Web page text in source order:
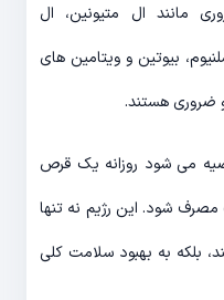
مانند ال متیونین، ال
بیوتین و ویتامین های
ضروری هستند.
می شود روزانه یک قرص
مصرف شود. این رژیم نه تنها
بلکه به بهبود سلامت کلی